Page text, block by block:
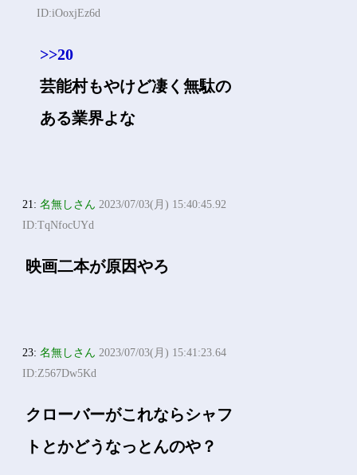
ID:iOoxjEz6d
>>20
芸能村もやけど凄く無駄の
ある業界よな
21:名無しさん 2023/07/03(月) 15:40:45.92
ID:TqNfocUYd
映画二本が原因やろ
23:名無しさん 2023/07/03(月) 15:41:23.64
ID:Z567Dw5Kd
クローバーがこれならシャフ
トとかどうなっとんのや？